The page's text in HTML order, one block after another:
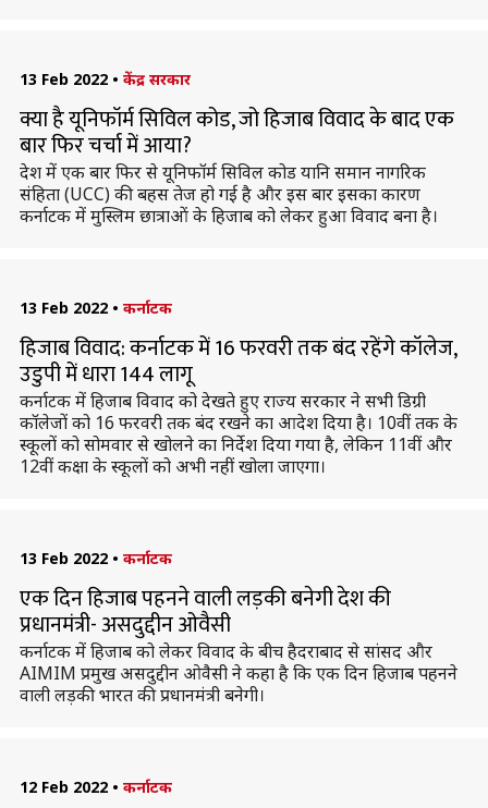
13 Feb 2022 • केंद्र सरकार
क्या है यूनिफॉर्म सिविल कोड, जो हिजाब विवाद के बाद एक
बार फिर चर्चा में आया?
देश में एक बार फिर से यूनिफॉर्म सिविल कोड यानि समान नागरिक
संहिता (UCC) की बहस तेज हो गई है और इस बार इसका कारण
कर्नाटक में मुस्लिम छात्राओं के हिजाब को लेकर हुआ विवाद बना है।
13 Feb 2022 • कर्नाटक
हिजाब विवाद: कर्नाटक में 16 फरवरी तक बंद रहेंगे कॉलेज,
उडुपी में धारा 144 लागू
कर्नाटक में हिजाब विवाद को देखते हुए राज्य सरकार ने सभी डिग्री
कॉलेजों को 16 फरवरी तक बंद रखने का आदेश दिया है। 10वीं तक के
स्कूलों को सोमवार से खोलने का निर्देश दिया गया है, लेकिन 11वीं और
12वीं कक्षा के स्कूलों को अभी नहीं खोला जाएगा।
13 Feb 2022 • कर्नाटक
एक दिन हिजाब पहनने वाली लड़की बनेगी देश की
प्रधानमंत्री- असदुद्दीन ओवैसी
कर्नाटक में हिजाब को लेकर विवाद के बीच हैदराबाद से सांसद और
AIMIM प्रमुख असदुद्दीन ओवैसी ने कहा है कि एक दिन हिजाब पहनने
वाली लड़की भारत की प्रधानमंत्री बनेगी।
12 Feb 2022 • कर्नाटक